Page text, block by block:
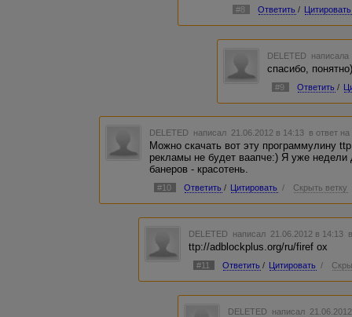
#8 Ответить / Цитировать
DELETED
спасибо,
#9 Ответить /
DELETED написал 21.06.2012 в 14:13 в ответ на
Можно скачать вот эту программулину
рекламы не будет ваапче:) Я уже
банеров - красотень.
#10 Ответить / Цитировать / Скрыть ветку
DELETED написал 21.06.2012 в 14:13
ttp://adblockplus.org/ru/firef ox
#11 Ответить / Цитировать /
DELETED написал